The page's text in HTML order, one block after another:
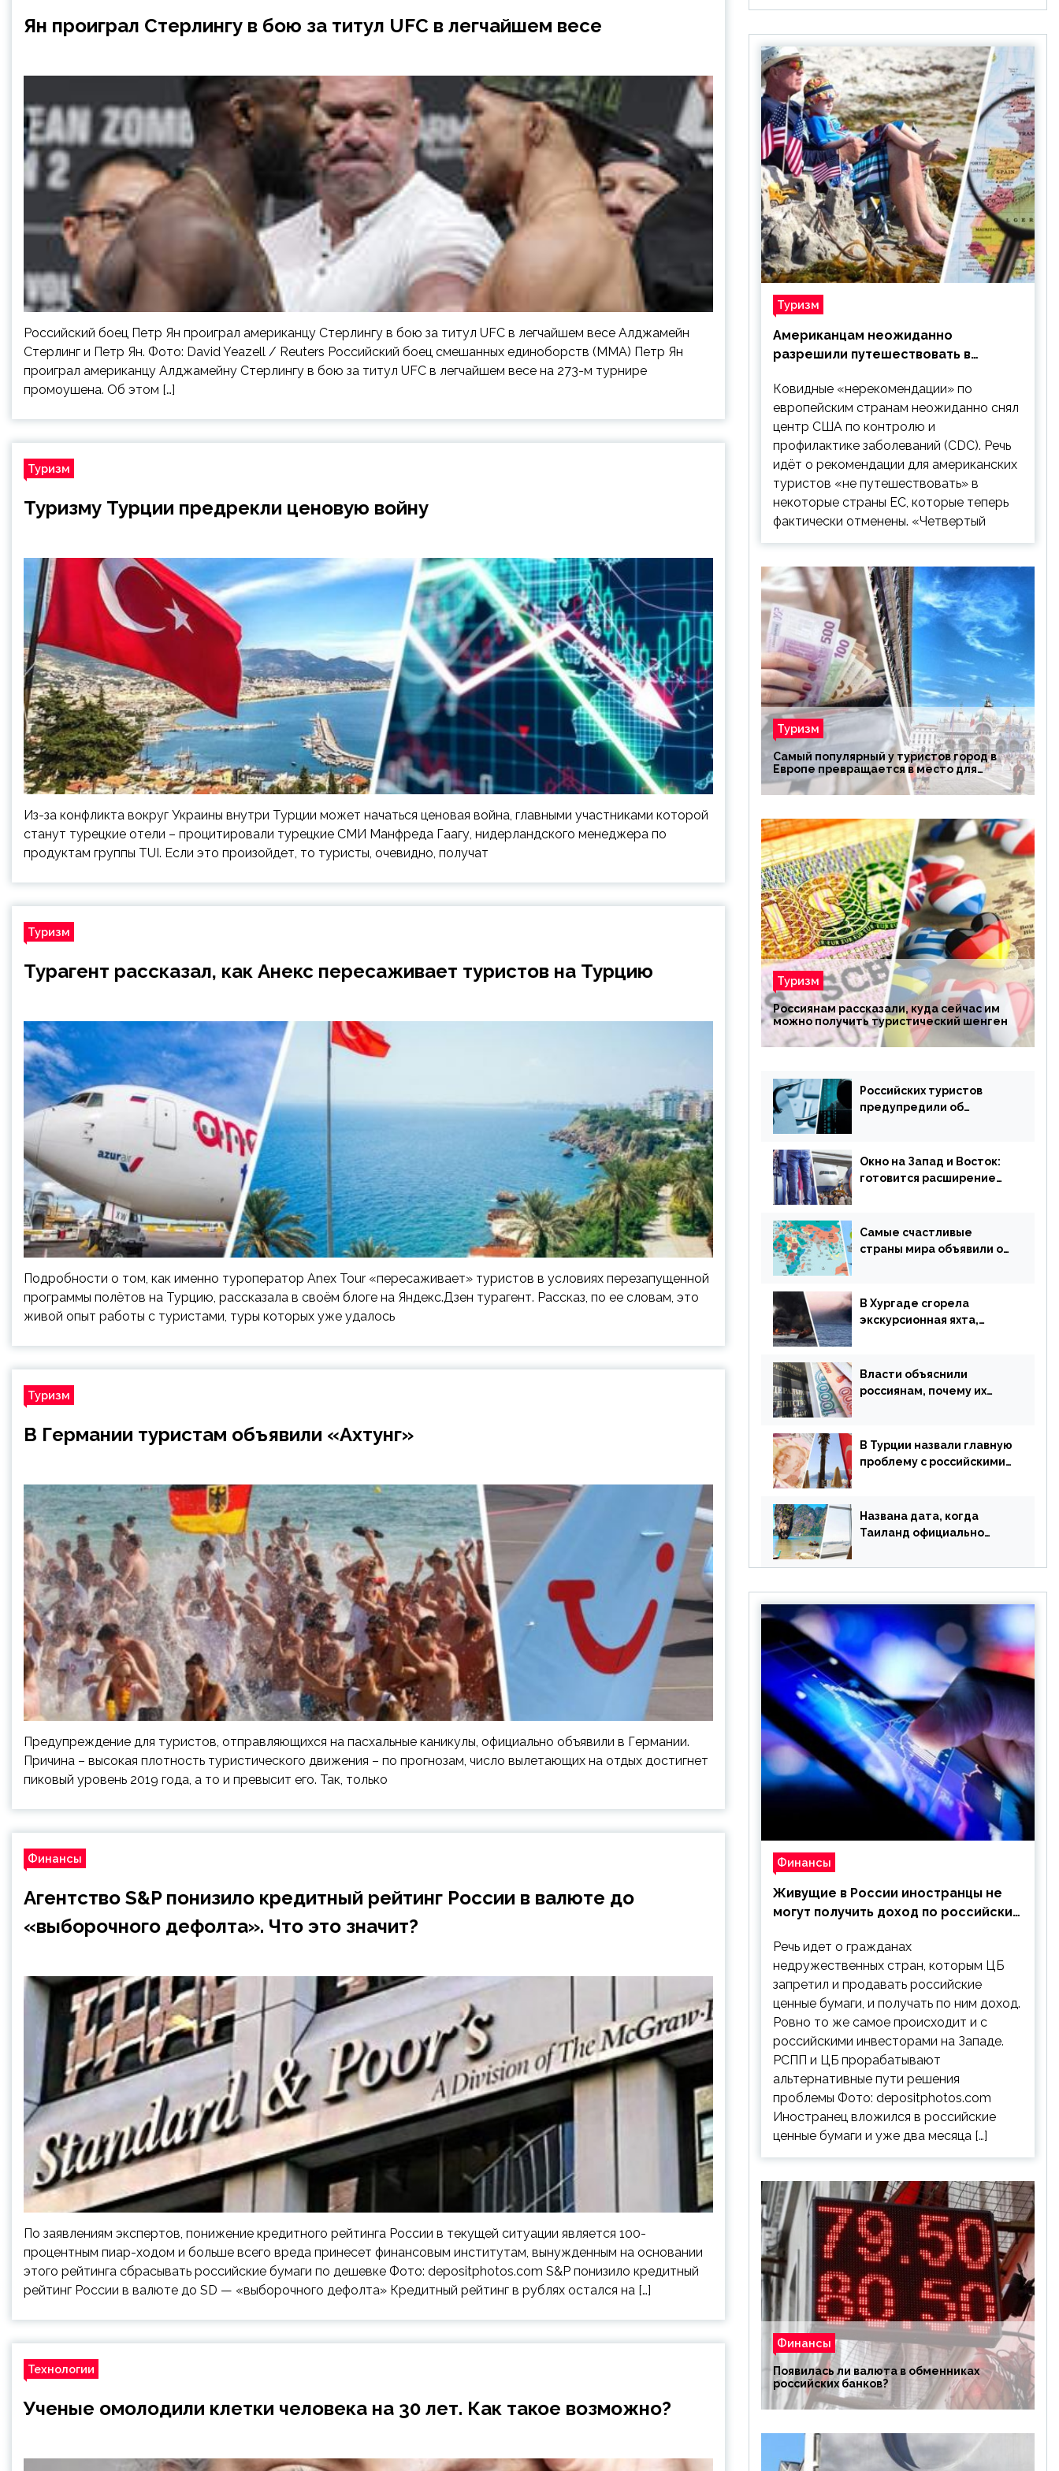
Ян проиграл Стерлингу в бою за титул UFC в легчайшем весе
Российский боец Петр Ян проиграл американцу Стерлингу в бою за титул UFC в легчайшем весе Алджамейн
Стерлинг и Петр Ян. Фото: David Yeazell / Reuters Российский боец смешанных единоборств (ММА) Петр Ян
проиграл американцу Алджамейну Стерлингу в бою за титул UFC в легчайшем весе на 273-м турнире
промоушена. Об этом […]
Туризм
Туризму Турции предрекли ценовую войну
Из-за конфликта вокруг Украины внутри Турции может начаться ценовая война, главными участниками которой
станут турецкие отели – процитировали турецкие СМИ Манфреда Гаагу, нидерландского менеджера по
продуктам группы TUI. Если это произойдет, то туристы, очевидно, получат
Туризм
Турагент рассказал, как Анекс пересаживает туристов на Турцию
Подробности о том, как именно туроператор Anex Tour «пересаживает» туристов в условиях перезапущенной
программы полётов на Турцию, рассказала в своём блоге на Яндекс.Дзен турагент. Рассказ, по ее словам, это
живой опыт работы с туристами, туры которых уже удалось
Туризм
В Германии туристам объявили «Ахтунг»
Предупреждение для туристов, отправляющихся на пасхальные каникулы, официально объявили в Германии.
Причина – высокая плотность туристического движения – по прогнозам, число вылетающих на отдых достигнет
пиковый уровень 2019 года, а то и превысит его. Так, только
Финансы
Агентство S&P понизило кредитный рейтинг России в валюте до
«выборочного дефолта». Что это значит?
По заявлениям экспертов, понижение кредитного рейтинга России в текущей ситуации является 100-
процентным пиар-ходом и больше всего вреда принесет финансовым институтам, вынужденным на основании
этого рейтинга сбрасывать российские бумаги по дешевке Фото: depositphotos.com S&P понизило кредитный
рейтинг России в валюте до SD — «выборочного дефолта» Кредитный рейтинг в рублях остался на […]
Технологии
Ученые омолодили клетки человека на 30 лет. Как такое возможно?
Туризм
Американцам неожиданно
разрешили путешествовать в
Ковидные «нерекомендации» по
европейским странам неожиданно снял
центр США по контролю и
профилактике заболеваний (CDC). Речь
идёт о рекомендации для американских
туристов «не путешествовать» в
некоторые страны ЕС, которые теперь
фактически отменены. «Четвертый
Туризм
Самый популярный у туристов город в
Европе превращается в место для
избранных
Туризм
Россиянам рассказали, куда сейчас им
можно получить туристический шенген
Российских туристов
предупредили об
мошенничества
Окно на Запад и Восток:
готовится расширение
страну
Самые счастливые
страны мира объявили об
В Хургаде сгорела
экскурсионная яхта,
Власти объяснили
россиянам, почему их
В Турции назвали главную
проблему с российскими
Названа дата, когда
Таиланд официально
ограничения
Финансы
Живущие в России иностранцы не
могут получить доход по российским
Речь идет о гражданах
недружественных стран, которым ЦБ
запретил и продавать российские
ценные бумаги, и получать по ним доход.
Ровно то же самое происходит и с
российскими инвесторами на Западе.
РСПП и ЦБ прорабатывают
альтернативные пути решения
проблемы Фото: depositphotos.com
Иностранец вложился в российские
ценные бумаги и уже два месяца […]
Финансы
Появилась ли валюта в обменниках
российских банков?